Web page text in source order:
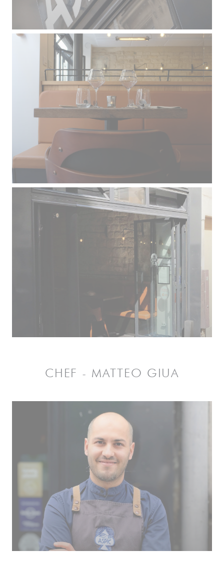
CHEF - MATTEO GIUA